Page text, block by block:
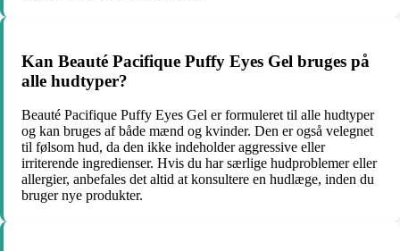
Kan Beauté Pacifique Puffy Eyes Gel bruges på
alle hudtyper?
Beauté Pacifique Puffy Eyes Gel er formuleret til alle hudtyper
og kan bruges af både mænd og kvinder. Den er også velegnet
til følsom hud, da den ikke indeholder aggressive eller
irriterende ingredienser. Hvis du har særlige hudproblemer eller
allergier, anbefales det altid at konsultere en hudlæge, inden du
bruger nye produkter.